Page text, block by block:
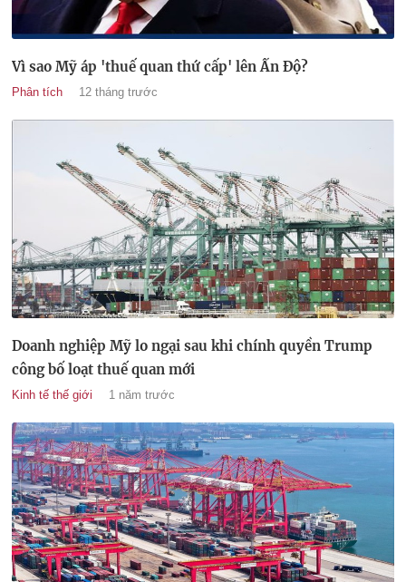
Vì sao Mỹ áp 'thuế quan thứ cấp' lên Ấn Độ?
Phân tích 12 tháng trước
Doanh nghiệp Mỹ lo ngại sau khi chính quyền Trump
công bố loạt thuế quan mới
Kinh tế thế giới 1 năm trước